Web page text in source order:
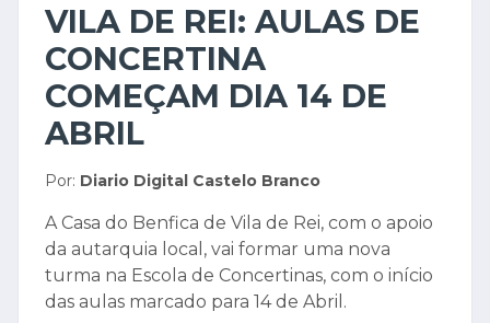
VILA DE REI: AULAS DE
CONCERTINA
COMEÇAM DIA 14 DE
ABRIL
Por: Diario Digital Castelo Branco
A Casa do Benfica de Vila de Rei, com o apoio
da autarquia local, vai formar uma nova
turma na Escola de Concertinas, com o início
das aulas marcado para 14 de Abril.